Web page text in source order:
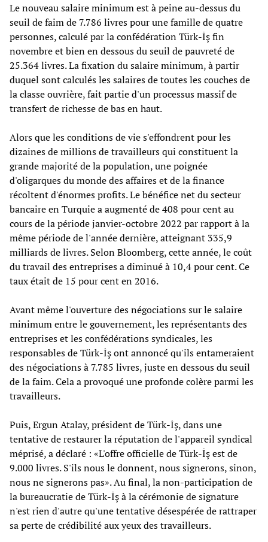
Le nouveau salaire minimum est à peine au-dessus du
seuil de faim de 7.786 livres pour une famille de quatre
personnes, calculé par la confédération Türk-İş fin
novembre et bien en dessous du seuil de pauvreté de
25.364 livres. La fixation du salaire minimum, à partir
duquel sont calculés les salaires de toutes les couches de
la classe ouvrière, fait partie d'un processus massif de
transfert de richesse de bas en haut.
Alors que les conditions de vie s'effondrent pour les
dizaines de millions de travailleurs qui constituent la
grande majorité de la population, une poignée
d'oligarques du monde des affaires et de la finance
récoltent d'énormes profits. Le bénéfice net du secteur
bancaire en Turquie a augmenté de 408 pour cent au
cours de la période janvier-octobre 2022 par rapport à la
même période de l'année dernière, atteignant 335,9
milliards de livres. Selon Bloomberg, cette année, le coût
du travail des entreprises a diminué à 10,4 pour cent. Ce
taux était de 15 pour cent en 2016.
Avant même l'ouverture des négociations sur le salaire
minimum entre le gouvernement, les représentants des
entreprises et les confédérations syndicales, les
responsables de Türk-İş ont annoncé qu'ils entameraient
des négociations à 7.785 livres, juste en dessous du seuil
de la faim. Cela a provoqué une profonde colère parmi les
travailleurs.
Puis, Ergun Atalay, président de Türk-İş, dans une
tentative de restaurer la réputation de l'appareil syndical
méprisé, a déclaré : «L'offre officielle de Türk-İş est de
9.000 livres. S'ils nous le donnent, nous signerons, sinon,
nous ne signerons pas». Au final, la non-participation de
la bureaucratie de Türk-İş à la cérémonie de signature
n'est rien d'autre qu'une tentative désespérée de rattraper
sa perte de crédibilité aux yeux des travailleurs.